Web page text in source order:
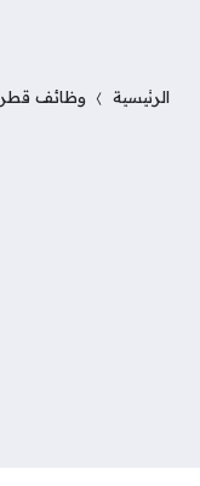
الرئيسية وظائف قطر